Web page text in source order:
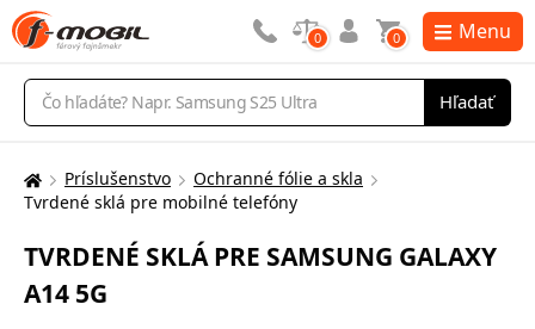
Vyhľadávanie
Hľadať
0 0 Menu
Tu
nachádzate:
Príslušenstvo
Ochranné fólie a skla
Tvrdené sklá pre mobilné telefóny
TVRDENÉ SKLÁ PRE SAMSUNG GALAXY
A14 5G